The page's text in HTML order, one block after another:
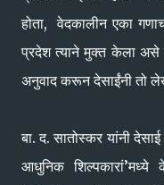
होता, वेदकालीन एका
प्रदेश त्याने मुक्त केला असे
अनुवाद करून देसाईंनी तो
बा. द. सातोस्कर यांनी देसाई
आधुनिक